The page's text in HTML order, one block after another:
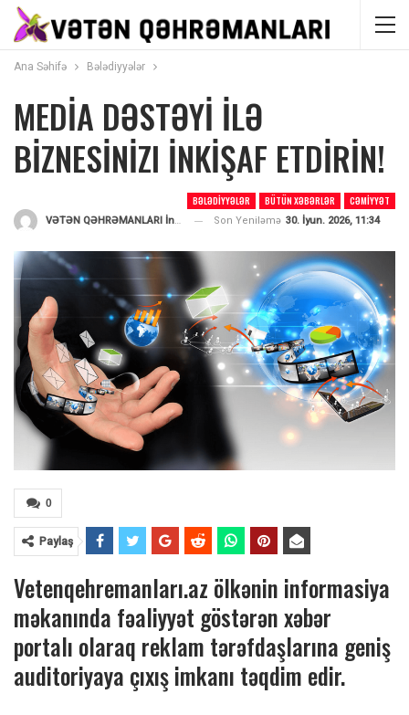
Ana Səhifə Bələdiyyələr
MEDİA DƏSTƏYİ İLƏ
BİZNESİNİZI İNKİŞAF ETDİRİN!
BƏLƏDIYYƏLƏR BÜTÜN XƏBƏRLƏR CƏMIYYƏT
VƏTƏN QƏHRƏMANLARI İnformasiya Portalı Tərəfindən
Son Yeniləmə 30. İyun. 2026, 11:34
0
Paylaş
Vetenqehremanları.az ölkənin informasiya
məkanında fəaliyyət göstərən xəbər
portalı olaraq reklam tərəfdaşlarına geniş
auditoriyaya çıxış imkanı təqdim edir.